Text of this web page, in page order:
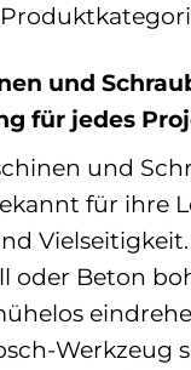
und
für jedes
und
für ihre
oder Beton
Werkzeug